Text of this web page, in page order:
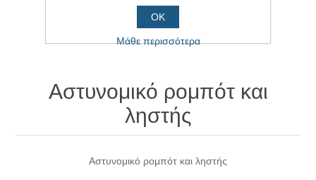
Αστυνομικό ρομπότ και
ληστής
Αστυνομικό ρομπότ και ληστής
ΟΚ
Μάθε περισσότερα